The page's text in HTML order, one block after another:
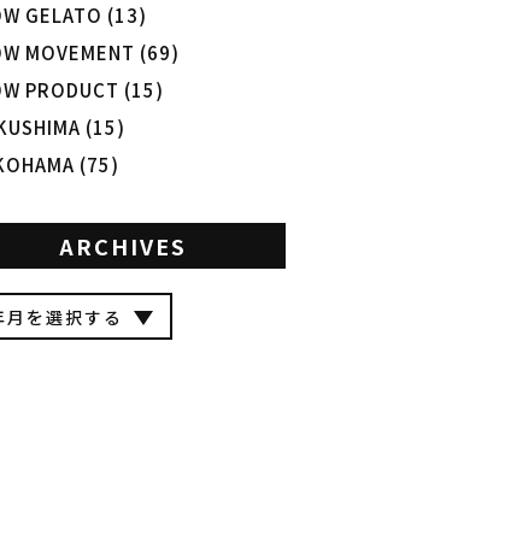
GELATO (13)
MOVEMENT (69)
PRODUCT (15)
(15)
(75)
ARCHIVES